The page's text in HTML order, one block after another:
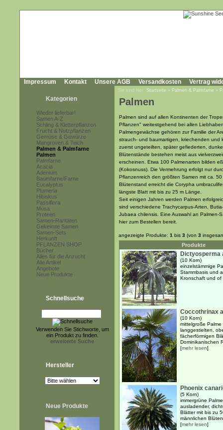
Impressum Kontakt Unsere AGB Versandkosten Vertrag
Kategorien
Wieder lieferbar!
Samen A-Z
Schling & Kletterpflanzen
Frucht & Nutzpflanzen
Gemüse & Gewürze
Mangroven & Teich
Palmen & Palmfarne
Palmen
Palmfarne
Acacia
Adenium
Baumfarne/Farne
Eucalyptus
Plumeria
Hibiskus
Passiflora
Musa
Proteen
Samen-Raritäten
Gekeimte Samen
Samen-Sets
Herkunft
PFLANZEN SHOP
Bücher
Alles für die Anzucht
Alle Artikel
Angebote
Neue Produkte
Schnellsuche
Verwenden Sie Stichworte, um
ein Produkt zu finden.
erweiterte Suche
Hersteller
Neue Produkte
Sie sind hier: Startseite » Palmen & Palmfarne »
Palmen
Palmen sind auf allen Kontinenten der
Pflanzen" weitestgehend bei allen
Palmengewächse gehören zur Familie der
strauch- und baumartigen, kriechenden und
zuerst ungeteilten, später gefiederten,
Blütenstände bestehen meist aus
erscheinen. Etwa 100 Palmenarten bilden
(Kokosnuss). Die Vermehrung erfolgt nur
Pflanzenreich den größten Samen mit ca.
Blütenstand erreicht die Corypha
längste Blatt mit bis zu 25 m Länge.
Seit einigen Jahren werden Palmen
sind verschiedene Trachycarpus-Arten,
Jubaea chilensis. Eine Auswahl an Palmen-
hier zum Bestellen bereit.
angezeigte Produkte: 1 bis 3 (von 3
Produkte
Dictyosperma
(10 Korn)
einzelstämmige
Stammbasis und
Kronschaft und of
Coccothrinax
(10 Korn)
mittelgroße
langgestielten,
fächerförmigen
Dominikanischen
[mehr lesen]
Phoenix
(5 Korn)
immergrüne
ausladender,
Blätter mit bis zu
männlichen
[mehr lesen]